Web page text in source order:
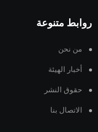
روابط متنوعة
من نحن
أخبار الهيئة
حقوق النشر
الاتصال بنا